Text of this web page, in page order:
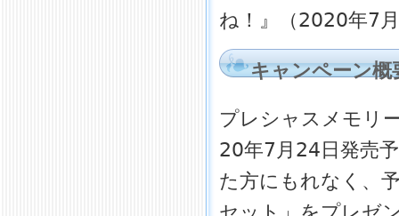
ね！』（2020年7
キャンペーン概
プレシャスメモリ
20年7月24日発売
た方にもれなく、